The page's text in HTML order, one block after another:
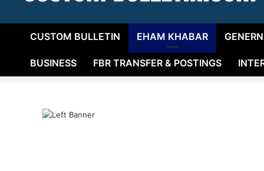
CUSTOM BULLETIN EHAM KHABAR
BUSINESS FBR TRANSFER & POSTINGS